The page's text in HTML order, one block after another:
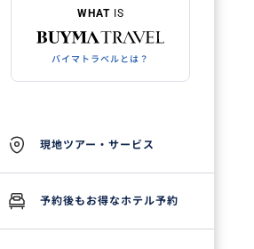
WHAT IS
バイマトラベルとは？
現地ツアー・サービス
予約後もお得なホテル予約